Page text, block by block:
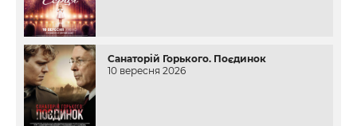
Санаторій Горького. Поєдинок
10 вересня 2026